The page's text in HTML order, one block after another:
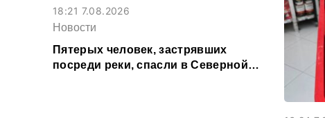
18:21 7.08.2026
Новости
Пятерых человек, застрявших
посреди реки, спасли в Северной